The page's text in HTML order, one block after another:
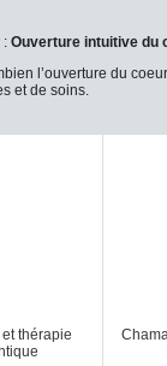
: Ouverture intuitive du
l’ouverture du
et de soins.
thérapie